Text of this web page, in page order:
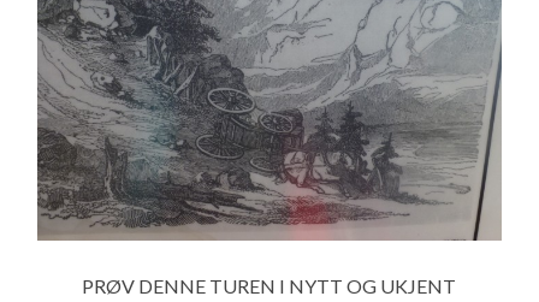
PRØV DENNE TUREN I NYTT OG UKJENT